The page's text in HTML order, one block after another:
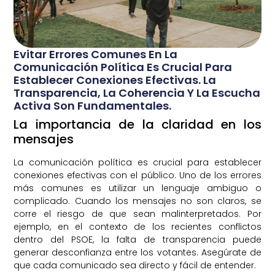
Evitar Errores Comunes En La
Comunicación Política Es Crucial Para
Establecer Conexiones Efectivas. La
Transparencia, La Coherencia Y La Escucha
Activa Son Fundamentales.
La importancia de la claridad en los
mensajes
La comunicación política es crucial para establecer
conexiones efectivas con el público. Uno de los errores
más comunes es utilizar un lenguaje ambiguo o
complicado. Cuando los mensajes no son claros, se
corre el riesgo de que sean malinterpretados. Por
ejemplo, en el contexto de los recientes conflictos
dentro del PSOE, la falta de transparencia puede
generar desconfianza entre los votantes. Asegúrate de
que cada comunicado sea directo y fácil de entender.